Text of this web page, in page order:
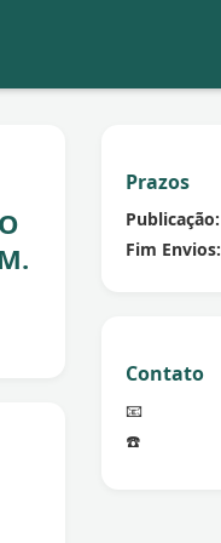
Prazos
Publicação:
Fim Envios:
Contato
📧
☎️